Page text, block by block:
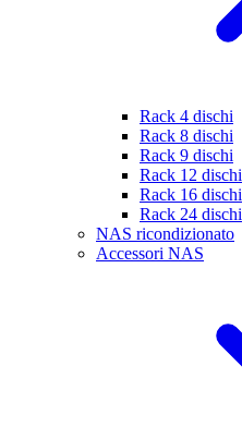
Rack 4 dischi
Rack 8 dischi
Rack 9 dischi
Rack 12 dischi
Rack 16 dischi
Rack 24 dischi
NAS ricondizionato
Accessori NAS